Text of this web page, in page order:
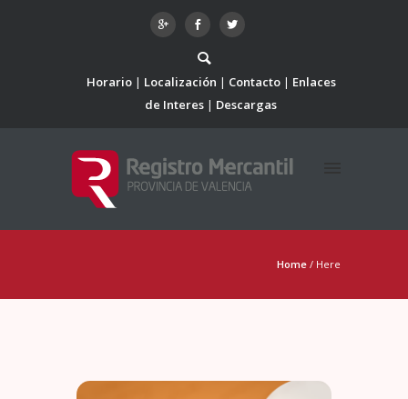
Horario Localización Contacto
Enlaces
de Interes
Descargas
Home / Here